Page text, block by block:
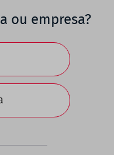
ou empresa?